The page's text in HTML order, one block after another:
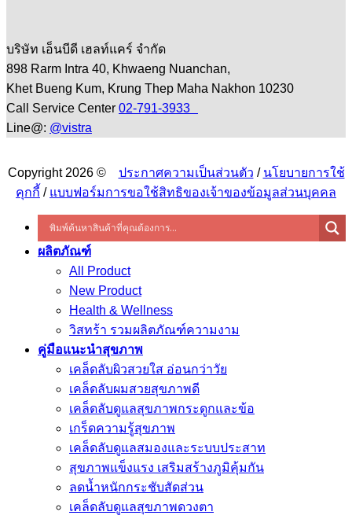
บริษัท เอ็นบีดี เฮลท์แคร์ จำกัด
898 Rarm Intra 40, Khwaeng Nuanchan,
Khet Bueng Kum, Krung Thep Maha Nakhon 10230
Call Service Center 02-791-3933
Line@: @vistra
Copyright 2026 © ประกาศความเป็นส่วนตัว / นโยบายการใช้
คุกกี้ / แบบฟอร์มการขอใช้สิทธิของเจ้าของข้อมูลส่วนบุคคล
ผลิตภัณฑ์
All Product
New Product
Health & Wellness
วิสทร้า รวมผลิตภัณฑ์ความงาม
คู่มือแนะนำสุขภาพ
เคล็ดลับผิวสวยใส อ่อนกว่าวัย
เคล็ดลับผมสวยสุขภาพดี
เคล็ดลับดูแลสุขภาพกระดูกและข้อ
เกร็ดความรู้สุขภาพ
เคล็ดลับดูแลสมองและระบบประสาท
สุขภาพแข็งแรง เสริมสร้างภูมิคุ้มกัน
ลดน้ำหนักกระชับสัดส่วน
เคล็ดลับดูแลสุขภาพดวงตา